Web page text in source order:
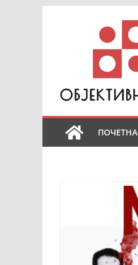
ПОЧЕТНА